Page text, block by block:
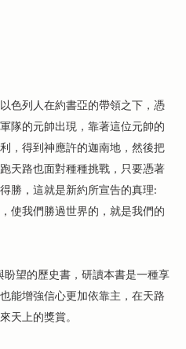
色列人在約書亞的帶領之下，憑
隊的元帥出現，靠著這位元帥的
，得到神應許的迦南地，然後把
天路也面對種種挑戰，只要憑著
勝，這就是新約所宣告的真理:
使我們勝過世界的，就是我們的
望的歷史書，研讀本書是一種享
能增強信心更加依靠主，在天路
天上的獎賞。